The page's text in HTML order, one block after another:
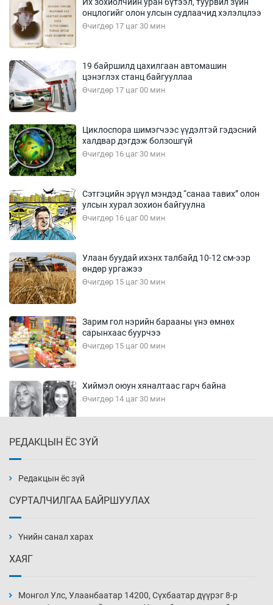
Их зохиолчийн уран бүтээл, туурвил зүйн
онцлогийг олон улсын судлаачид хэлэлцлээ
Өчигдөр 17 цаг 30 мин
19 байршилд цахилгаан автомашин
цэнэглэх станц байгууллаа
Өчигдөр 17 цаг 00 мин
Циклоспора шимэгчээс үүдэлтэй гэдэсний
халдвар дэгдэж болзошгүй
Өчигдөр 16 цаг 30 мин
Сэтгэцийн эрүүл мэндэд “санаа тавих” олон
улсын хурал зохион байгуулна
Өчигдөр 16 цаг 00 мин
Улаан буудай ихэнх талбайд 10-12 см-ээр
өндөр ургажээ
Өчигдөр 15 цаг 30 мин
Зарим гол нэрийн барааны үнэ өмнөх
сарынхаас буурчээ
Өчигдөр 15 цаг 00 мин
Хиймэл оюун хяналтаас гарч байна
Өчигдөр 14 цаг 30 мин
Өчигдөр 14 цаг 00 мин
нэмэгджээ
Өчигдөр 13 цаг 30 мин
РЕДАКЦЫН ЁС ЗҮЙ
Редакцын ёс зүй
СУРТАЛЧИЛГАА БАЙРШУУЛАХ
Үнийн санал харах
ХАЯГ
Монгол Улс, Улаанбаатар 14200, Сүхбаатар дүүрэг 8-р